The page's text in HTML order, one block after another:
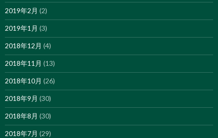
2019年2月 (2)
2019年1月 (3)
2018年12月 (4)
2018年11月 (13)
2018年10月 (26)
2018年9月 (30)
2018年8月 (30)
2018年7月 (29)